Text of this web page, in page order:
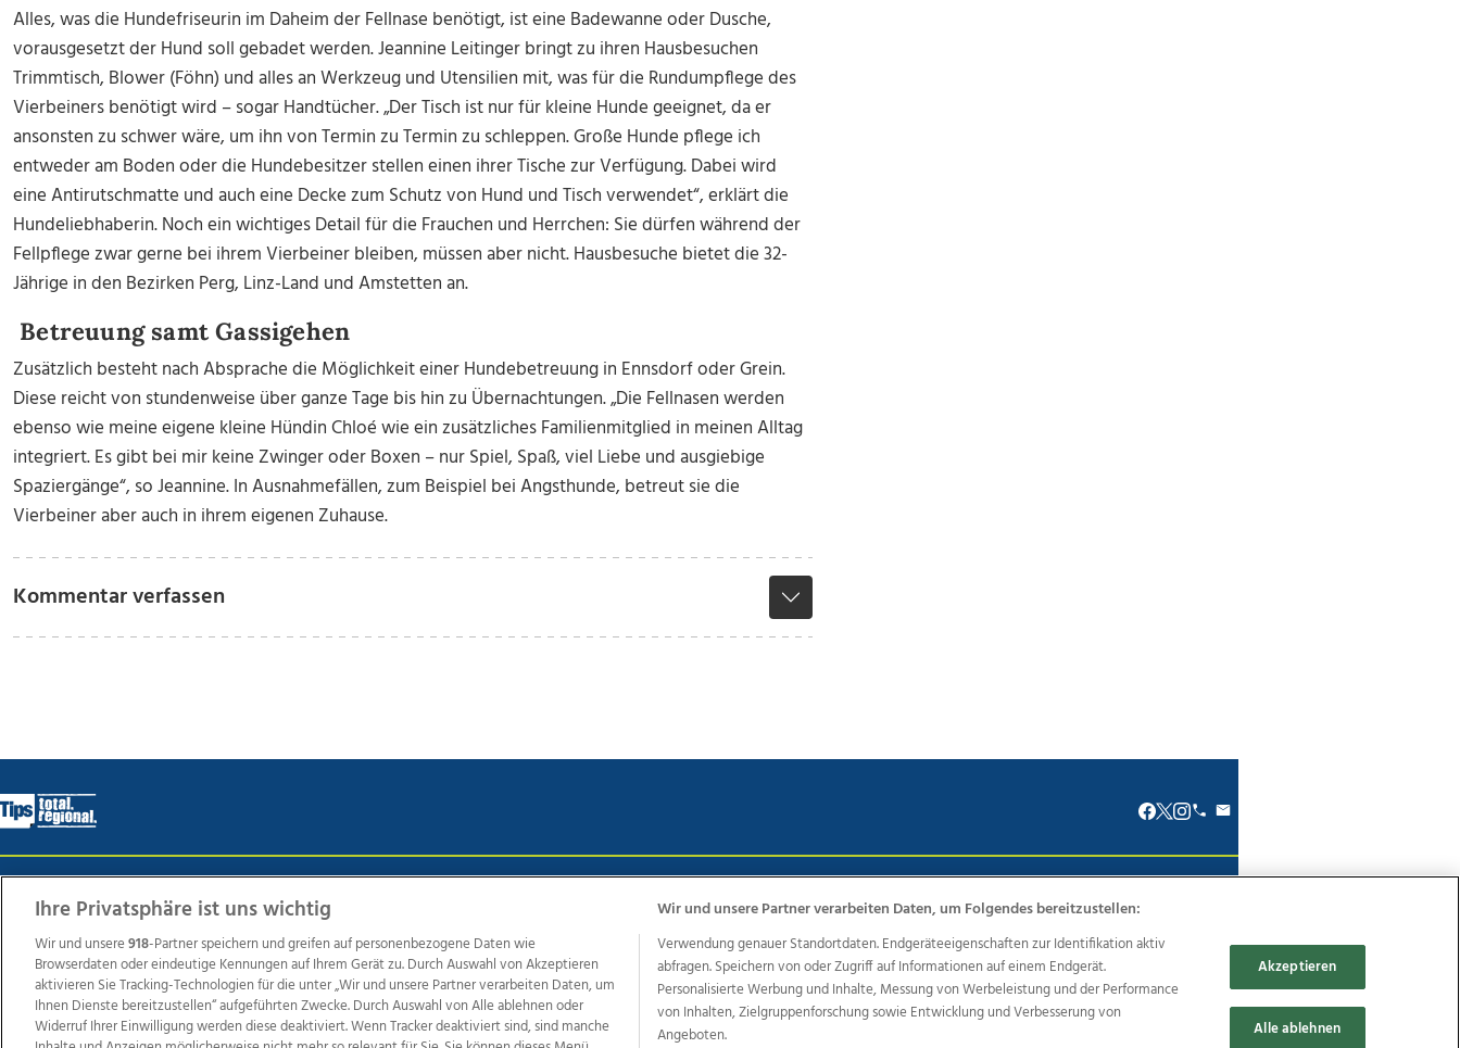
Alles, was die Hundefriseurin im Daheim der Fellnase benötigt, ist eine Badewanne oder Dusche,
vorausgesetzt der Hund soll gebadet werden. Jeannine Leitinger bringt zu ihren Hausbesuchen
Trimmtisch, Blower (Föhn) und alles an Werkzeug und Utensilien mit, was für die Rundumpflege des
Vierbeiners benötigt wird – sogar Handtücher. „Der Tisch ist nur für kleine Hunde geeignet, da er
ansonsten zu schwer wäre, um ihn von Termin zu Termin zu schleppen. Große Hunde pflege ich
entweder am Boden oder die Hundebesitzer stellen einen ihrer Tische zur Verfügung. Dabei wird
eine Antirutschmatte und auch eine Decke zum Schutz von Hund und Tisch verwendet“, erklärt die
Hundeliebhaberin. Noch ein wichtiges Detail für die Frauchen und Herrchen: Sie dürfen während der
Fellpflege zwar gerne bei ihrem Vierbeiner bleiben, müssen aber nicht. Hausbesuche bietet die 32-
Jährige in den Bezirken Perg, Linz-Land und Amstetten an.
Betreuung samt Gassigehen
Zusätzlich besteht nach Absprache die Möglichkeit einer Hundebetreuung in Ennsdorf oder Grein.
Diese reicht von stundenweise über ganze Tage bis hin zu Übernachtungen. „Die Fellnasen werden
ebenso wie meine eigene kleine Hündin Chloé wie ein zusätzliches Familienmitglied in meinen Alltag
integriert. Es gibt bei mir keine Zwinger oder Boxen – nur Spiel, Spaß, viel Liebe und ausgiebige
Spaziergänge“, so Jeannine. In Ausnahmefällen, zum Beispiel bei Angsthunde, betreut sie die
Vierbeiner aber auch in ihrem eigenen Zuhause.
Kommentar verfassen
Wir über uns Mediadaten Kontakt AGB Anzeigekunden AGB Website Ehrenkodex Politische Werbung
Weitere Angebote des Medienhauses Wimmer
TV1 di-mog-i.at OÖNow Ischler Woche Life Radio OÖNachrichten OÖN Immobilien OÖN Karriere OÖN Reise
Promenaden Galerien
Regionaljobs
wasistlos.at wirtrauern.at
Ihre Privatsphäre ist uns wichtig
Wir und unsere918-Partner speichern und greifen auf personenbezogene Daten wie
Browserdaten oder eindeutige Kennungen auf Ihrem Gerät zu. Durch Auswahl von Akzeptieren
aktivieren Sie Tracking-Technologien für die unter „Wir und unsere Partner verarbeiten Daten, um
Ihnen Dienste bereitzustellen“ aufgeführten Zwecke. Durch Auswahl von Alle ablehnen oder
Widerruf Ihrer Einwilligung werden diese deaktiviert. Wenn Tracker deaktiviert sind, sind manche
Wir und unsere Partner verarbeiten Daten, um Folgendes bereitzustellen:
Verwendung genauer Standortdaten. Endgeräteeigenschaften zur Identifikation aktiv
abfragen. Speichern von oder Zugriff auf Informationen auf einem Endgerät.
Personalisierte Werbung und Inhalte, Messung von Werbeleistung und der Performance
von Inhalten, Zielgruppenforschung sowie Entwicklung und Verbesserung von
Angeboten.
Akzeptieren
Alle ablehnen